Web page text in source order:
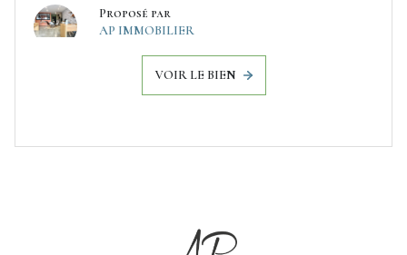
Proposé par
AP IMMOBILIER
VOIR LE BIEN